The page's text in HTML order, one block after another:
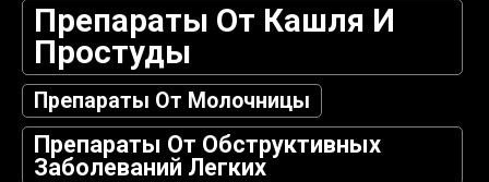
Препараты От Кашля И
Простуды
Препараты От Молочницы
Препараты От Обструктивных
Заболеваний Легких